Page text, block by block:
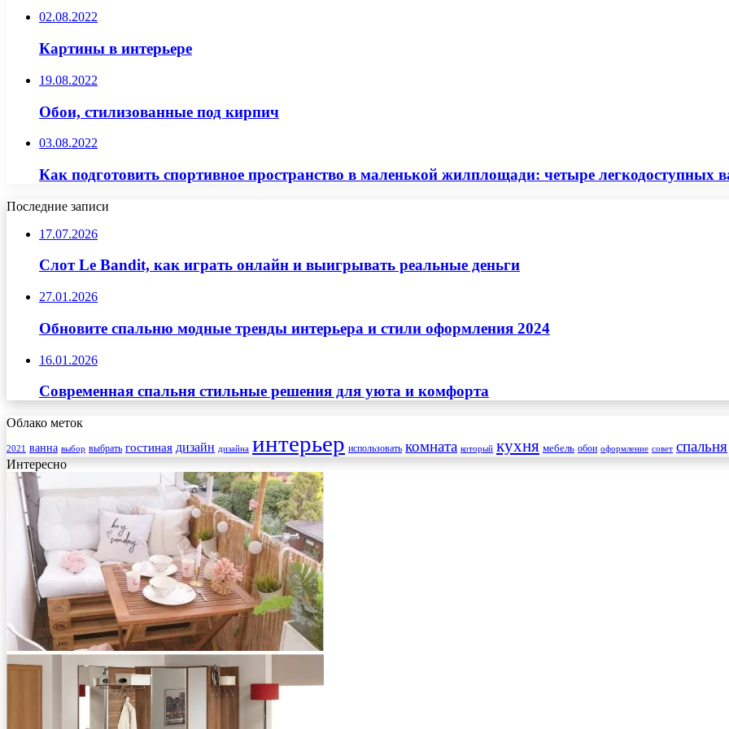
02.08.2022
Картины в интерьере
19.08.2022
Обои, стилизованные под кирпич
03.08.2022
Как подготовить спортивное пространство в маленькой жилплощади: четыре легкодоступных
Последние записи
17.07.2026
Слот Le Bandit, как играть онлайн и выигрывать реальные деньги
27.01.2026
Обновите спальню модные тренды интерьера и стили оформления 2024
16.01.2026
Современная спальня стильные решения для уюта и комфорта
Облако меток
2021 ванна выбор выбрать гостиная дизайн дизайна интерьер использовать комната который кухня мебель обои оформление совет спальня
Интересно